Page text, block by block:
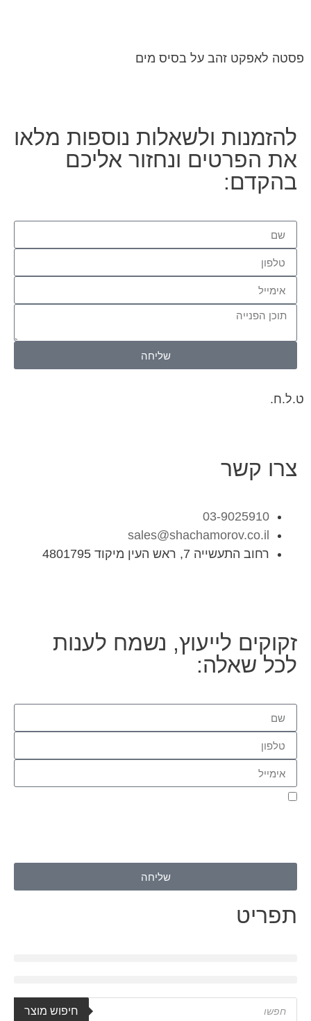
פסטה לאפקט זהב על בסיס מים
להזמנות ולשאלות נוספות מלאו
את הפרטים ונחזור אליכם
בהקדם:
שליחה
ט.ל.ח.
צרו קשר
03-9025910
sales@shachamorov.co.il
רחוב התעשייה 7, ראש העין מיקוד 4801795
זקוקים לייעוץ, נשמח לענות
לכל שאלה:
שליחה
תפריט
חיפוש מוצר